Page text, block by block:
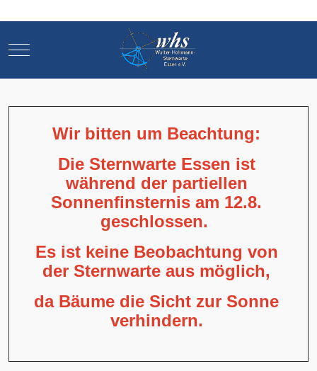
Mobile Menu Toggle
Wir bitten um Beachtung:
Die Sternwarte Essen ist
während der partiellen
Sonnenfinsternis am 12.8.
geschlossen.
Es ist keine Beobachtung von
der Sternwarte aus möglich,
da Bäume die Sicht zur Sonne
verhindern.